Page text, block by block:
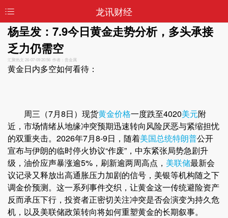
龙讯财经
杨呈发：7.9今日黄金走势分析，多头承接
乏力仍需空
汇聚热文 26-07-09 20:56 作者：贵金属
黄金日内多空如何看待：
周三（7月8日）现货黄金价格一度跌至4020美元附
近，市场情绪从地缘冲突预期迅速转向风险厌恶与紧缩担忧
的双重夹击。2026年7月8-9日，随着美国总统特朗普公开
宣布与伊朗的临时停火协议“作废”，中东紧张局势急剧升
级，油价应声暴涨逾5%，刷新逾两周高点， 美联储最新会
议记录又释放出高通胀压力加剧的信号，美银等机构随之下
调金价预测。这一系列事件交织，让黄金这一传统避险资产
反而承压下行，投资者正密切关注冲突是否会演变为持久危
机，以及美联储政策转向将如何重塑黄金的长期叙事。